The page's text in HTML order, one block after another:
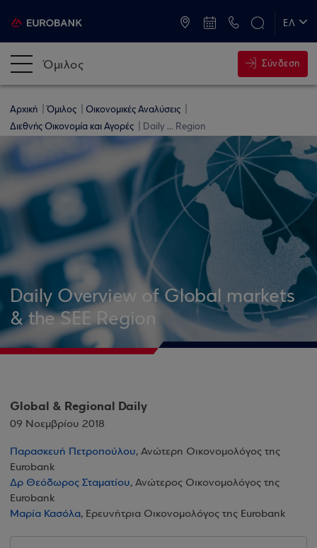
ΕΛ
Όμιλος Σύνδεση
Αρχική Όμιλος
Οικονομικές Αναλύσεις
Διεθνής Οικονομία και Αγορές
Daily ... Region
Daily Overview of Global markets
& the SEE Region
Global & Regional Daily
09 Νοεμβρίου 2018
Παρασκευή Πετροπούλου, Ανώτερη Οικονομολόγος της
Eurobank
Δρ Θεόδωρος Σταματίου, Ανώτερος Οικονομολόγος της
Eurobank
Μαρία Κασόλα, Ερευνήτρια Οικονομολόγος της Eurobank